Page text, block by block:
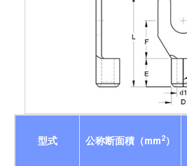
型式 公称断面積（mm2）